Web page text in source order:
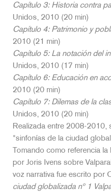
Capítulo 3: Historia contra
Unidos, 2010 (20 min)
Capítulo 4: Patrimonio y
2010 (21 min)
Capítulo 5: La notación del
Unidos, 2010 (17 min)
Capítulo 6: Educación en
2010 (20 min)
Capítulo 7: Dilemas de la
Unidos, 2010 (20 min)
Realizada entre 2008-2010,
"sinfonías de la ciudad
Tomando como referencia
por Joris Ivens sobre
voz narrativa fue escrito por
ciudad globalizada nº 1